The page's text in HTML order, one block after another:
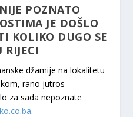
POZNATO
JE DOŠLO
KOLIKO DUGO SE
RIJECI
džamije na lokalitetu
rano jutros
za sada nepoznate
.